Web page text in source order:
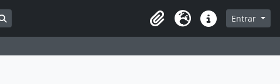
Busque na página de navegação
Idioma Atalhos Entrar